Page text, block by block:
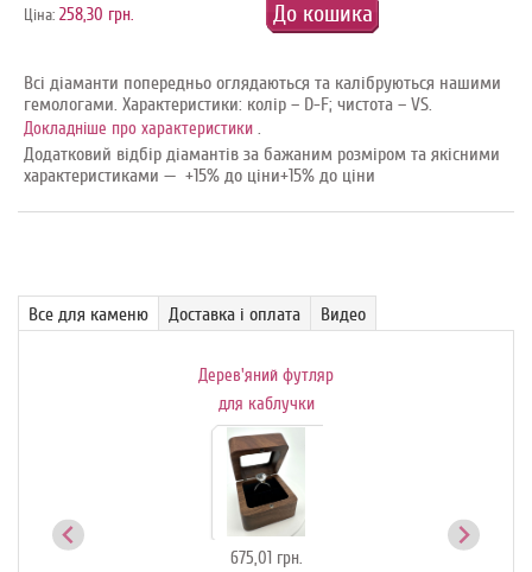
До кошика
Ціна: 258,30 грн.
Всі діаманти попередньо оглядаються та калібруються нашими
гемологами. Характеристики: колір – D-F; чистота – VS.
Докладніше про характеристики
Додатковий відбір діамантів за бажаним розміром та якісними
характеристиками — +15% до ціни+15% до ціни
Все для каменю Доставка і оплата Видео
Дерев'яний футляр
для каблучки
675,01 грн.